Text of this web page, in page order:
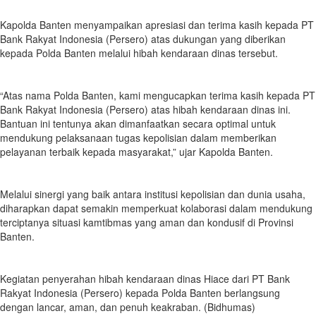
Kapolda Banten menyampaikan apresiasi dan terima kasih kepada PT
Bank Rakyat Indonesia (Persero) atas dukungan yang diberikan
kepada Polda Banten melalui hibah kendaraan dinas tersebut.
“Atas nama Polda Banten, kami mengucapkan terima kasih kepada PT
Bank Rakyat Indonesia (Persero) atas hibah kendaraan dinas ini.
Bantuan ini tentunya akan dimanfaatkan secara optimal untuk
mendukung pelaksanaan tugas kepolisian dalam memberikan
pelayanan terbaik kepada masyarakat,” ujar Kapolda Banten.
Melalui sinergi yang baik antara institusi kepolisian dan dunia usaha,
diharapkan dapat semakin memperkuat kolaborasi dalam mendukung
terciptanya situasi kamtibmas yang aman dan kondusif di Provinsi
Banten.
Kegiatan penyerahan hibah kendaraan dinas Hiace dari PT Bank
Rakyat Indonesia (Persero) kepada Polda Banten berlangsung
dengan lancar, aman, dan penuh keakraban. (Bidhumas)